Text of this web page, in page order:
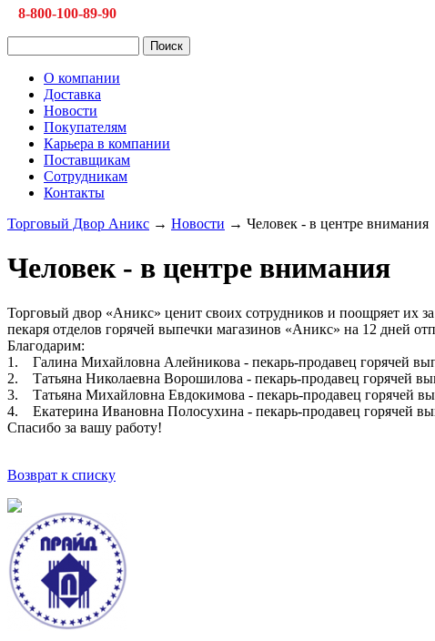
8-800-100-89-90
О компании
Доставка
Новости
Покупателям
Карьера в компании
Поставщикам
Сотрудникам
Контакты
Торговый Двор Аникс → Новости → Человек - в центре внимания
Человек - в центре внимания
Торговый двор «Аникс» ценит своих сотрудников и поощряет их
пекаря отделов горячей выпечки магазинов «Аникс» на 12 дней
Благодарим:
1. Галина Михайловна Алейникова - пекарь-продавец горячей
2. Татьяна Николаевна Ворошилова - пекарь-продавец горячей
3. Татьяна Михайловна Евдокимова - пекарь-продавец горячей
4. Екатерина Ивановна Полосухина - пекарь-продавец горячей
Спасибо за вашу работу!
Возврат к списку